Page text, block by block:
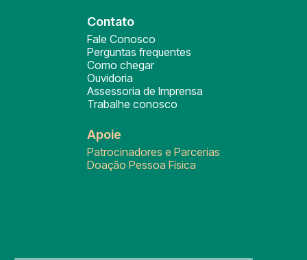
Contato
Fale Conosco
Perguntas frequentes
Como chegar
Ouvidoria
Assessoria de Imprensa
Trabalhe conosco
Apoie
Patrocinadores e Parcerias
Doação Pessoa Física